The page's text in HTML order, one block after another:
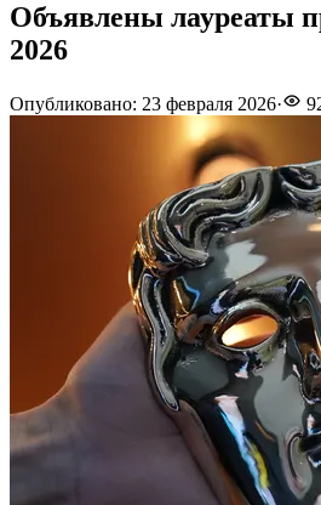
Объявлены лауреаты
2026
Опубликовано: 23 февраля 2026·